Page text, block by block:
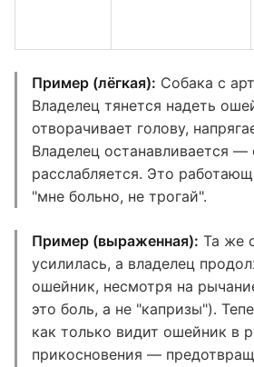
Пример (лёгкая): Собака с
Владелец тянется надеть
отворачивает голову,
Владелец останавливается —
расслабляется. Это
"мне больно, не трогай".
Пример (выраженная): Та же
усилилась, а владелец
ошейник, несмотря на
это боль, а не "капризы").
как только видит ошейник в
прикосновения —